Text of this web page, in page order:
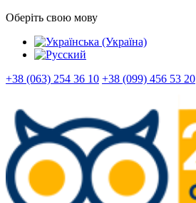
Оберіть свою мову
+38 (063) 254 36 10 +38 (099) 456 53 20